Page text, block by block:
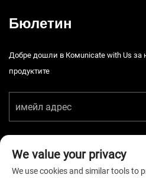
Бюлетин
Добре дошли в Комunicate with Us за
продуктите
We value your privacy
We use cookies and similar tools to